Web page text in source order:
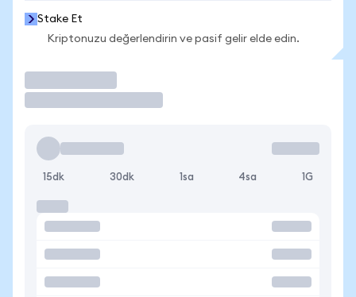
Stake Et
Kriptonuzu değerlendirin ve pasif gelir elde edin.
15dk 30dk 1sa 4sa 1G